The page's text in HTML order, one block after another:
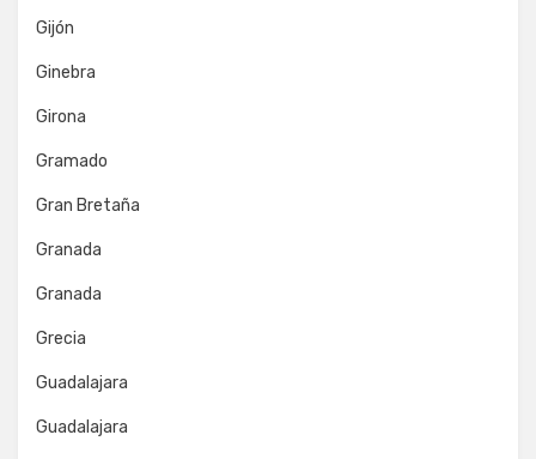
Gijón
Ginebra
Girona
Gramado
Gran Bretaña
Granada
Granada
Grecia
Guadalajara
Guadalajara